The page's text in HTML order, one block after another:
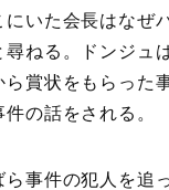
にいた会長はなぜ
ねる。ドンジュ
賞状をもらった
の話をされる。
事件の犯人を追